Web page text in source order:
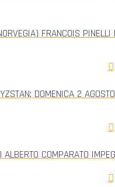
FRANCOIS
DOMENICA 2
ALBERTO COMPARATO